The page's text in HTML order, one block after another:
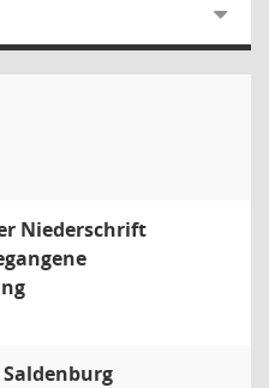
Niederschrift